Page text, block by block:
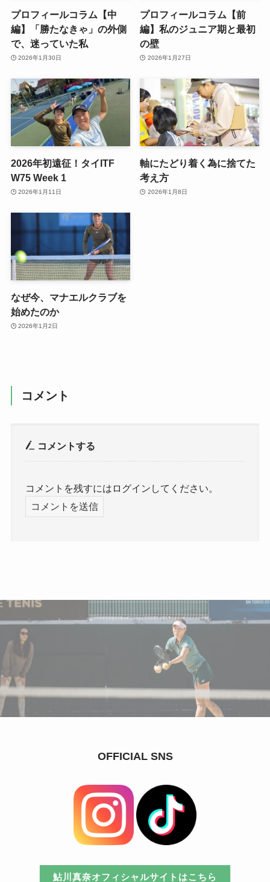
プロフィールコラム【中
編】「勝たなきゃ」の外側
で、迷っていた私
2026年1月30日
プロフィールコラム【前
編】私のジュニア期と最初
の壁
2026年1月27日
2026年初遠征！タイITF
W75 Week 1
2026年1月11日
軸にたどり着く為に捨てた
考え方
2026年1月8日
なぜ今、マナエルクラブを
始めたのか
2026年1月2日
コメント
コメントする
コメントを残すにはログインしてください。
OFFICIAL SNS
鮎川真奈オフィシャルサイトはこちら